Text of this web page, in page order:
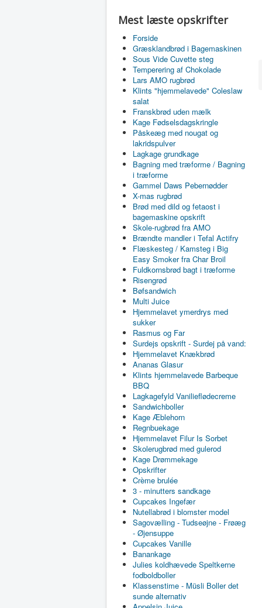
Mest læste opskrifter
Forside
Græsklandbrød i Bagemaskinen
Sous Vide Cuvette steg
Temperering af Chokolade
Lars AMO rugbrød
Klints "hjemmelavede" Coleslaw
salat
Franskbrød uden mælk
Kage Fødselsdagskringle
Påskeæg med nougat og
lakridspulver
Lagkage grundkage
Bagning med træforme / Bagning
i træforme
Gammel Daws Pebernødder
X-mas rugbrød
Brød med dild og fetaost i
bagemaskine opskrift
Skole-rugbrød fra AMO
Brændte mandler i Tefal Actifry
Flæskesteg / Kamsteg i Big
Easy Smoker fra Char Broil
Fuldkornsbrød bagt i træforme
Risengrød
Bøfsandwich
Multi Juice
Hjemmelavet ymerdrys med
sukker
Rasmus og Far
Surdejs opskrift - Surdej på vand:
Hjemmelavet Knækbrød
Ananas Glasur
Klints hjemmelavede Barbeque
BBQ
Lagkagefyld Vanilieflødecreme
Sandwichboller
Kage Æblehorn
Regnbuekage
Hjemmelavet Filur Is Sorbet
Skolerugbrød med gulerod
Kage Drømmekage
Opskrifter
Crème brulée
3 - minutters sandkage
Cupcakes Ingefær
Nutellabrød i blomster model
Sagovælling - Tudseøjne - Frøæg
- Øjensuppe
Cupcakes Vanille
Banankage
Julies koldhævede Speltkerne
fodboldboller
Klassenstime - Müsli Boller det
sunde alternativ